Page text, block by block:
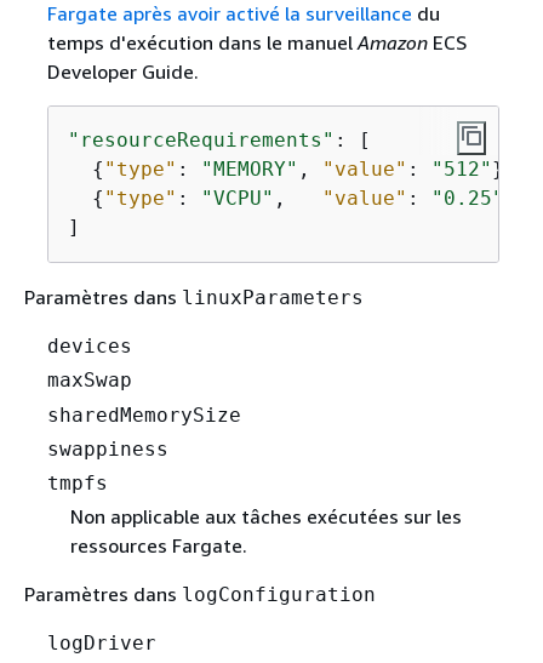
Fargate après avoir activé la surveillance du
temps d'exécution dans le manuelAmazonECS
Developer Guide.
"resourceRequirements" : [
{ "type" : "MEMORY" , "value" : "512" },
{ "type" : "VCPU" , "value" : "0.25"
]
Paramètres dans linuxParameters
devices
maxSwap
sharedMemorySize
swappiness
tmpfs
Non applicable aux tâches exécutées sur les
ressources Fargate.
Paramètres dans logConfiguration
logDriver